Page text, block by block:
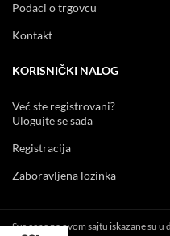
Podaci o trgovcu
Kontakt
KORISNIČKI NALOG
Već ste registrovani?
Ulogujte se sada
Registracija
Zaboravljena lozinka
Sve cene na ovom sajtu iskazane su